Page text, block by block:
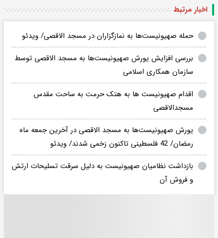
اخبار مرتبط
حمله صهیونیست‌ها به نمازگزاران در مسجد الاقصی/ ویدئو
بررسی افزایش یورش صهیونیست‌ها به مسجد الاقصی توسط
سازمان همکاری اسلامی
اقدام صهیونیست‌ ها به هتک حرمت به ساحت مقدس
مسجدالاقصی
یورش صهیونیست‌ها به مسجد الاقصی در آخرین جمعه ماه
رمضان/ 42 فلسطینی تاکنون زخمی شدند/ ویدئو
بازداشت نظامیان صهیونیست به دلیل سرقت تسلیحات ارتش
و فروش آن